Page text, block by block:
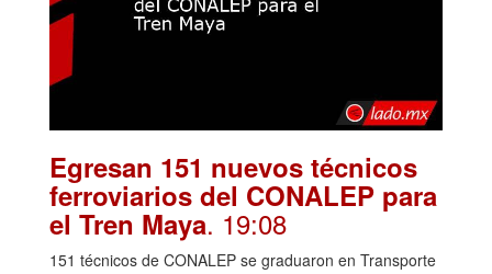
Egresan 151 nuevos técnicos
ferroviarios del CONALEP para
el Tren Maya. 19:08
151 técnicos de CONALEP se graduaron en Transporte